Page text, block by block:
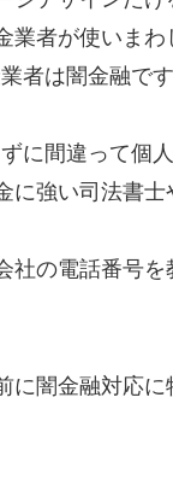
者が使いまわ
者は闇金融です
に間違って個
強い司法書
社の電話番号
闇金融対応